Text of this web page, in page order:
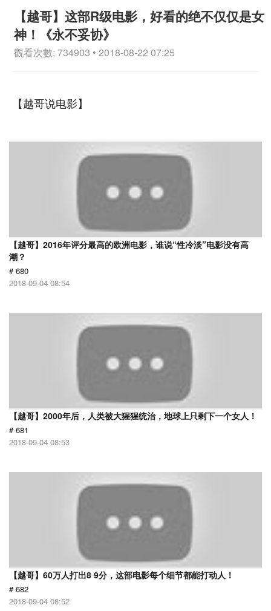
【越哥】这部R级电影，好看的绝不仅仅是女
神！《永不妥协》
觀看次數: 734903 • 2018-08-22 07:25
【越哥说电影】
【越哥】2016年评分最高的欧洲电影，谁说“性冷淡”电影没有高
潮？
# 680
2018-09-04 08:54
【越哥】2000年后，人类被大猩猩统治，地球上只剩下一个女人！
# 681
2018-09-04 08:53
【越哥】60万人打出8 9分，这部电影每个细节都能打动人！
# 682
2018-09-04 08:52